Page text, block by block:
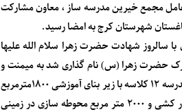
عامل مجمع خیرین مدرسه ساز ، معاون مشارکت
سالروز شهادت حضرت زهرا سلام الله علیها
حضرت زهرا (س) نام گذاری شد به میمنت و
مبارکی روز مادر در سالروز ولادت با سعادت بی بی دو عالم و روز زن آغاز شود گفتنی است: این مدرسه ۱۲ کلاسه با زیر بنای آموزشی ۱۸۰۰مترمربع
در ۳ طبقه با متراژ ۷۲ متر مربع سرایداری ، ۷۲ متر مربع سرویس بهداشتی ، ۲۰۰ متر طول دیوار کشی و ۲۰۰۰ متر مربع محوطه سازی در زمینی